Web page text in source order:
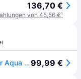
136,70 €
von 45,56 €¹
VAUDE Fahrradtaschen für Gepäckträger Aqua Back 2x24L – Grün99,99 €